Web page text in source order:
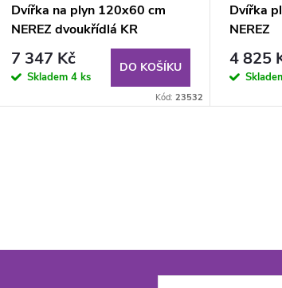
Dvířka na plyn 120x60 cm
NEREZ dvoukřídlá KR
7 347 Kč
Skladem 4 ks
DO KOŠÍKU
Kód: 23532
Dvířka
NEREZ
4 825